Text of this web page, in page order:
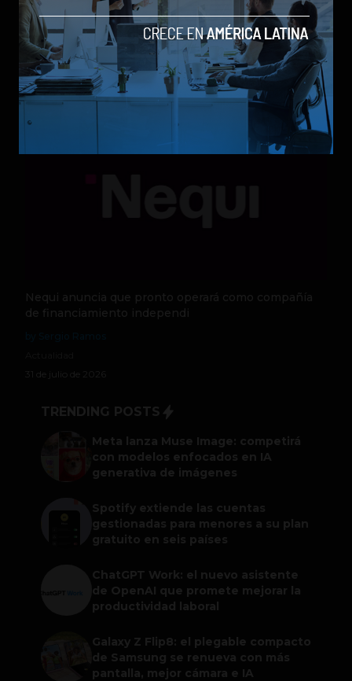
Qwen 3.8-Max, la nueva IA de Alibaba que desafía a
los modelos más poderosos
by Sergio Ramos
Actualidad
5 de agosto de 2026
Nequi anuncia que pronto operará como compañía
de financiamiento independi
31 de julio de 2026
TRENDING POSTS
Meta lanza Muse Image: competirá
con modelos enfocados en IA
generativa de imágenes
Spotify extiende las cuentas
gestionadas para menores a su plan
gratuito en seis países
ChatGPT Work: el nuevo asistente
de OpenAI que promete mejorar la
productividad laboral
Galaxy Z Flip8: el plegable compacto
de Samsung se renueva con más
pantalla, mejor cámara e IA